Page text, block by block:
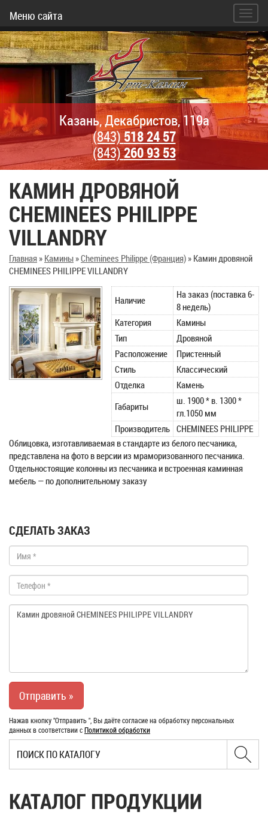
Меню сайта
Казань, Декабристов, 119а
(843)518 24 57
(843)260 93 53
КАМИН ДРОВЯНОЙ
CHEMINEES PHILIPPE
VILLANDRY
Главная» Камины»Cheminees Philippe (Франция)» Камин дровяной
CHEMINEES PHILIPPE VILLANDRY
Наличие
На заказ (поставка 6-
8 недель)
Категория
Камины
Тип
Дровяной
Расположение
Пристенный
Стиль
Классический
Отделка
Камень
Габариты
ш. 1900 * в. 1300 *
гл.1050 мм
Производитель CHEMINEES PHILIPPE
Облицовка, изготавливаемая в стандарте из белого песчаника,
представлена на фото в версии из мраморизованного песчаника.
Отдельностоящие колонны из песчаника и встроенная каминная
мебель — по дополнительному заказу
СДЕЛАТЬ ЗАКАЗ
Нажав кнопку "Отправить ", Вы даёте согласие на обработку персональных
данных в соответствии сПолитикой обработки
КАТАЛОГ ПРОДУКЦИИ